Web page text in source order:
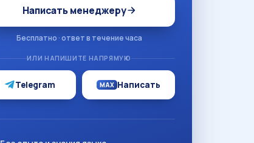
Написать менеджеру
Бесплатно · ответ в течение часа
ИЛИ НАПИШИТЕ НАПРЯМУЮ
Telegram MAX Написать